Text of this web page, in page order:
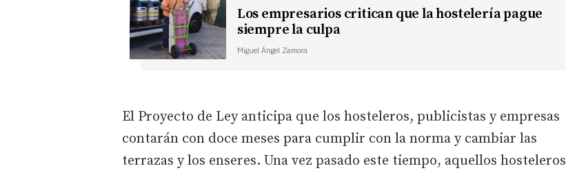
Los empresarios critican que la hostelería pague
siempre la culpa
Miguel Ángel Zamora
El Proyecto de Ley anticipa que los hosteleros, publicistas y empresas
contarán con doce meses para cumplir con la norma y cambiar las
terrazas y los enseres. Una vez pasado este tiempo, aquellos hosteleros